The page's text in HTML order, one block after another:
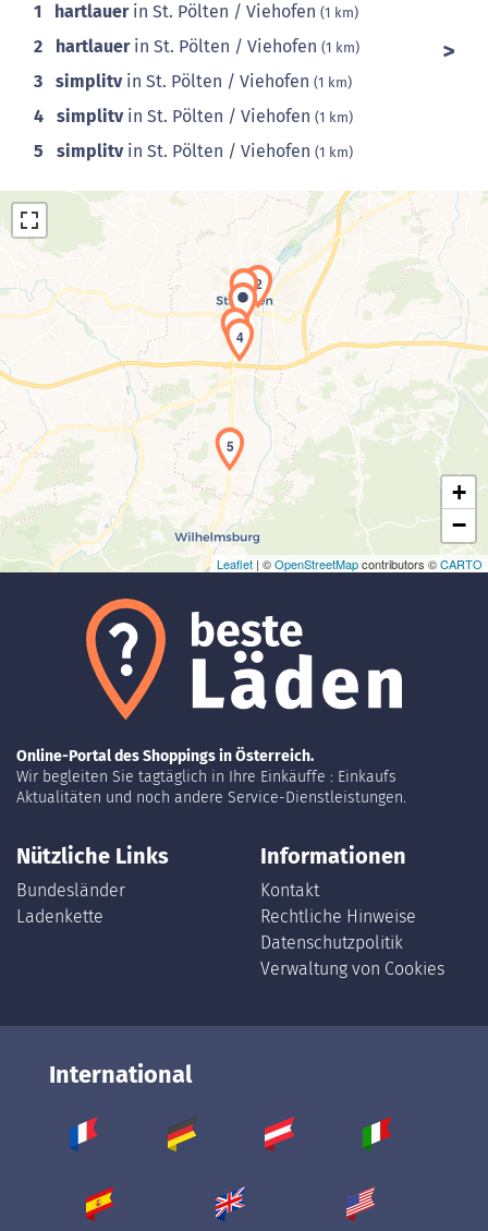
1 hartlauerin St. Pölten / Viehofen (1 km)
2 hartlauerin St. Pölten / Viehofen (1 km)
3 simplitvin St. Pölten / Viehofen (1 km)
4 simplitvin St. Pölten / Viehofen (1 km)
5 simplitvin St. Pölten / Viehofen (1 km)
Laden der Karte...
1 2
3
4
5
+
−
Leaflet | ©OpenStreetMapcontributors ©CARTO
Online-Portal des Shoppings in Österreich.
Wir begleiten Sie tagtäglich in Ihre Einkäuffe : Einkaufs
Aktualitäten und noch andere Service-Dienstleistungen.
Nützliche Links
Bundesländer
Ladenkette
Informationen
Kontakt
Rechtliche Hinweise
Datenschutzpolitik
Verwaltung von Cookies
International